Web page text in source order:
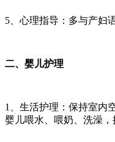
5、心理指导：多与产妇
二、婴儿护理
1、生活护理：保持室内
婴儿喂水、喂奶、洗澡，